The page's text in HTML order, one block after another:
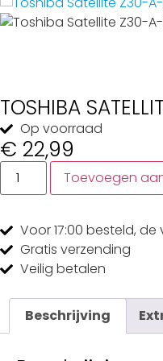
TOSHIBA
Op voorraad
€ 22,99
Toevoegen
Voor 17:00 besteld, de
Gratis verzending
Veilig betalen
Beschrijving